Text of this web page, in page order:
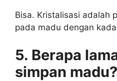
Bisa. Kristalisasi adalah
pada madu dengan
5. Berapa
simpan madu?